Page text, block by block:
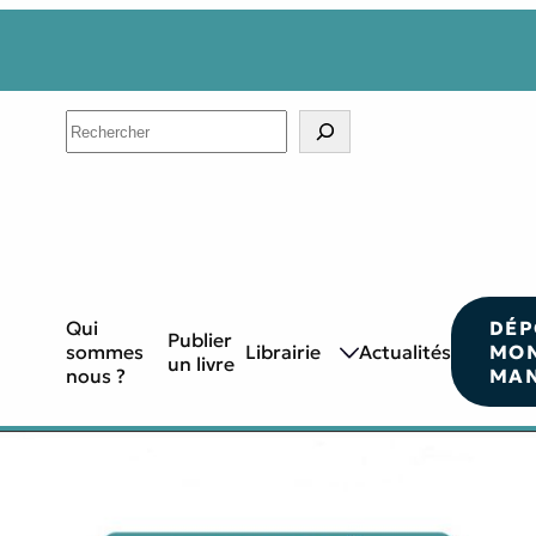
Search
Qui
sommes
nous ?
Publier
un livre Librairie Actualités